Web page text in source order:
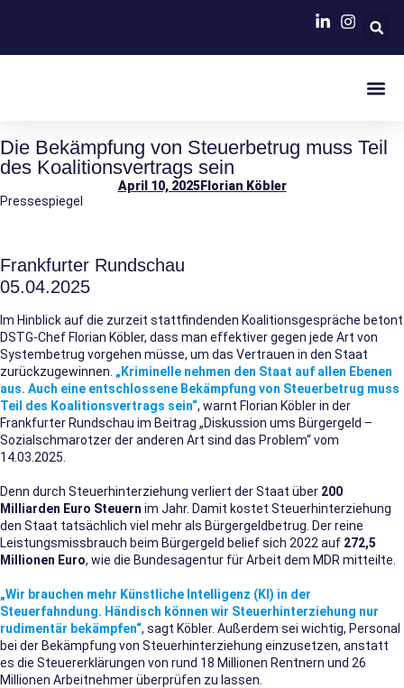
Die Bekämpfung von Steuerbetrug muss Teil
des Koalitionsvertrags sein
April 10, 2025Florian Köbler
Pressespiegel
Frankfurter Rundschau
05.04.2025
Im Hinblick auf die zurzeit stattfindenden Koalitionsgespräche betont
DSTG-Chef Florian Köbler, dass man effektiver gegen jede Art von
Systembetrug vorgehen müsse, um das Vertrauen in den Staat
zurückzugewinnen. „Kriminelle nehmen den Staat auf allen Ebenen
aus. Auch eine entschlossene Bekämpfung von Steuerbetrug muss
Teil des Koalitionsvertrags sein“, warnt Florian Köbler in der
Frankfurter Rundschau im Beitrag „Diskussion ums Bürgergeld –
Sozialschmarotzer der anderen Art sind das Problem“ vom
14.03.2025.
Denn durch Steuerhinterziehung verliert der Staat über 200
Milliarden Euro Steuern im Jahr. Damit kostet Steuerhinterziehung
den Staat tatsächlich viel mehr als Bürgergeldbetrug. Der reine
Leistungsmissbrauch beim Bürgergeld belief sich 2022 auf 272,5
Millionen Euro, wie die Bundesagentur für Arbeit dem MDR mitteilte.
„Wir brauchen mehr Künstliche Intelligenz (KI) in der
Steuerfahndung. Händisch können wir Steuerhinterziehung nur
rudimentär bekämpfen“, sagt Köbler. Außerdem sei wichtig, Personal
bei der Bekämpfung von Steuerhinterziehung einzusetzen, anstatt
es die Steuererklärungen von rund 18 Millionen Rentnern und 26
Millionen Arbeitnehmer überprüfen zu lassen.